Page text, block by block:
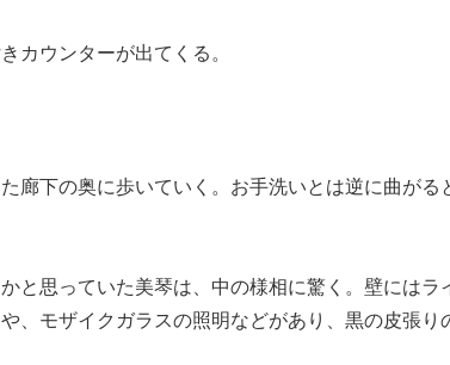
カウンターが出てくる。
廊下の奥に歩いていく。お手洗いとは逆に曲がる
と思っていた美琴は、中の様相に驚く。壁にはラ
、モザイクガラスの照明などがあり、黒の皮張り